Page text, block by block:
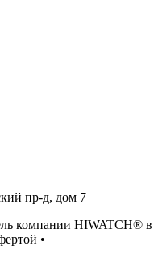
пр-д, дом 7
компании HIWATCH® в
•